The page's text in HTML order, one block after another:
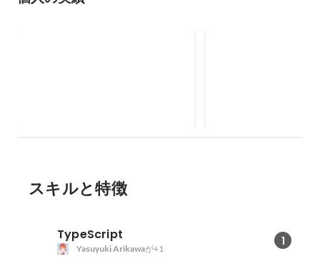
スキルと特徴
TypeScript 1
Yasuyuki Arikawaが+1